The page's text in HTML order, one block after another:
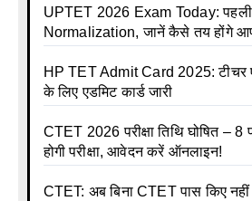
UPTET 2026 Exam Today: पहली
Normalization, जानें कैसे तय होंगे
HP TET Admit Card 2025: टीचर
के लिए एडमिट कार्ड जारी
CTET 2026 परीक्षा तिथि घोषित –
होगी परीक्षा, आवेदन करें ऑनलाइन!
CTET: अब बिना CTET पास किए